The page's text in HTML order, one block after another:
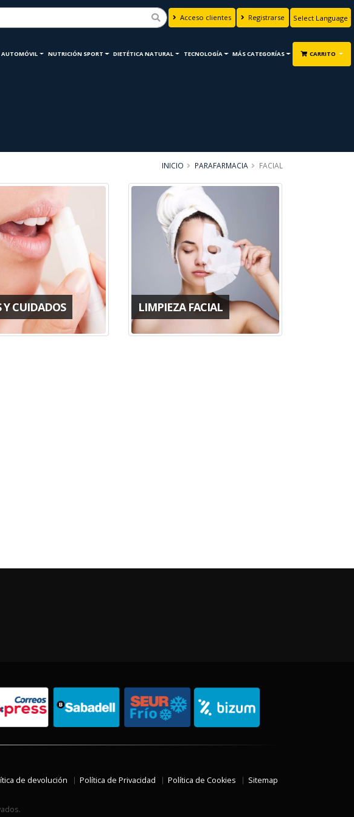
Acceso clientes Registrarse
Translate
AUTOMÓVIL NUTRICIÓN SPORT DIETÉTICA NATURAL TECNOLOGÍA MÁS CATEGORÍAS CARRITO
INICIO PARAFARMACIA FACIAL
Y CUIDADOS LIMPIEZA FACIAL
de devolución Política de Privacidad Política de Cookies Sitemap